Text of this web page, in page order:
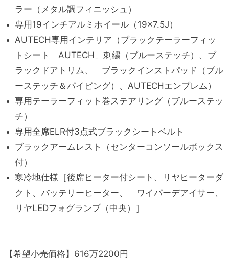
ラー（メタル調フィニッシュ）
専用19インチアルミホイール（19×7.5J）
AUTECH専用インテリア（ブラックテーラーフィッ
トシート「AUTECH」刺繍（ブルーステッチ）、ブ
ラックドアトリム、 ブラックインストパッド（ブル
ーステッチ＆パイピング）、AUTECHエンブレム）
専用テーラーフィット巻ステアリング（ブルーステッ
チ）
専用全席ELR付3点式ブラックシートベルト
ブラックアームレスト（センターコンソールボックス
付）
寒冷地仕様［後席ヒーター付シート、リヤヒーターダ
クト、バッテリーヒーター、 ワイパーデアイサー、
リヤLEDフォグランプ（中央）］
【希望小売価格】616万2200円